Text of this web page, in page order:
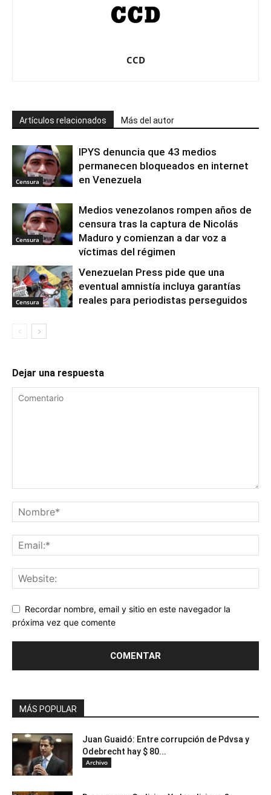
CCD
Artículos relacionados Más del autor
Censura
IPYS denuncia que 43 medios
permanecen bloqueados en internet
en Venezuela
Censura
Medios venezolanos rompen años de
censura tras la captura de Nicolás
Maduro y comienzan a dar voz a
víctimas del régimen
Censura
Venezuelan Press pide que una
eventual amnistía incluya garantías
reales para periodistas perseguidos
Dejar una respuesta
Recordar nombre, email y sitio en este navegador la
próxima vez que comente
MÁS POPULAR
Juan Guaidó: Entre corrupción de Pdvsa y
Odebrecht hay $ 80...
Archivo